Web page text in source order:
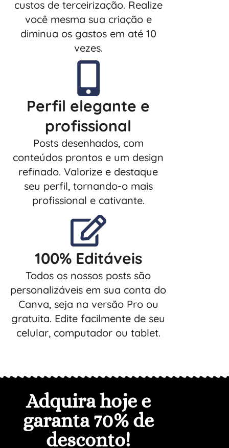
custos de terceirização. Realize
você mesma sua criação e
diminua os gastos em até 10
vezes.
Perfil elegante e
profissional
Posts desenhados, com
conteúdos prontos e um design
refinado. Valorize e destaque
seu perfil, tornando-o mais
profissional e cativante.
100% Editáveis
Todos os nossos posts são
personalizáveis em sua conta do
Canva, seja na versão Pro ou
gratuita. Edite facilmente de seu
celular, computador ou tablet.
Adquira hoje e
garanta 70% de
desconto!